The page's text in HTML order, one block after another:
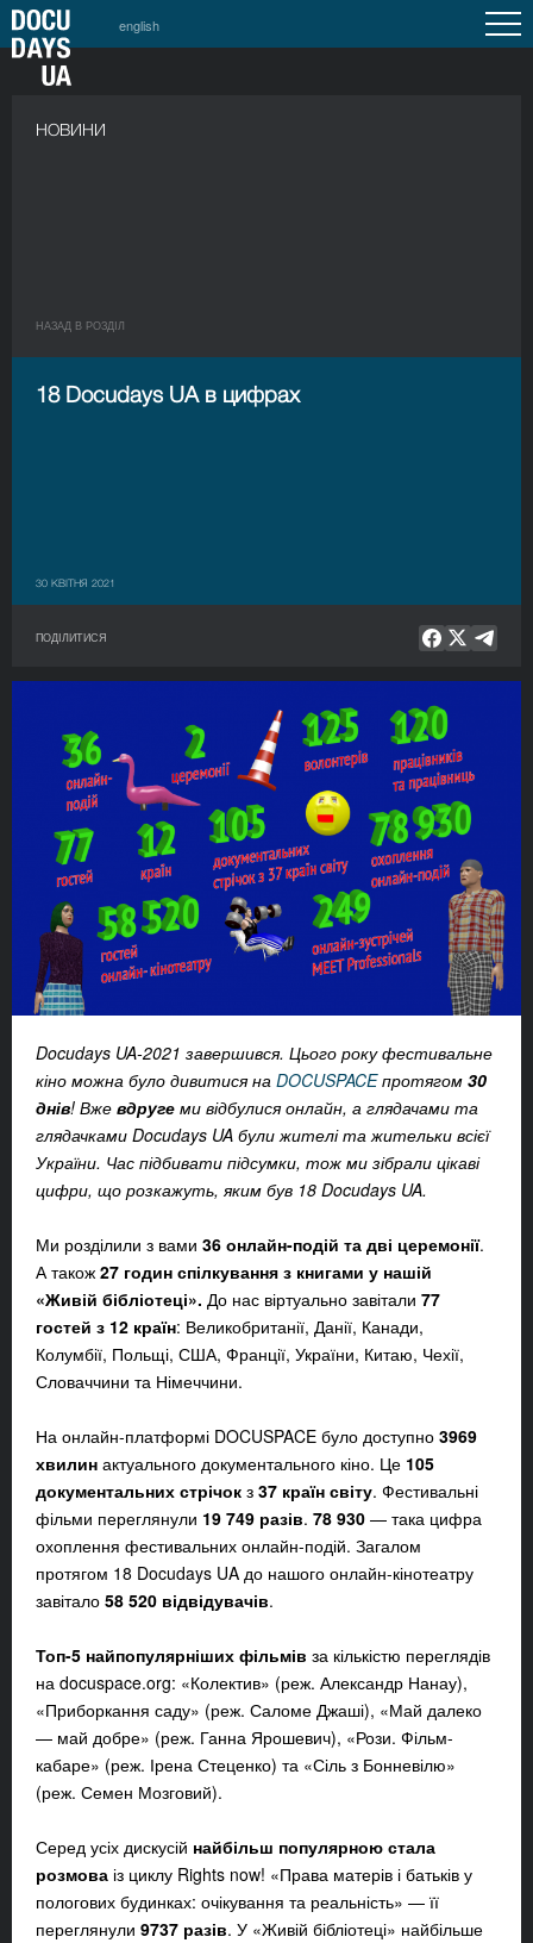
english
НОВИНИ
НАЗАД В РОЗДIЛ
18 Docudays UA в цифрах
30 КВІТНЯ 2021
ПОДІЛИТИСЯ
Docudays UA-2021 завершився. Цього року фестивальне
кіно можна було дивитися на DOCUSPACEпротягом 30
днів! Вже вдруге ми відбулися онлайн, а глядачами та
глядачками Docudays UA були жителі та жительки всієї
України. Час підбивати підсумки, тож ми зібрали цікаві
цифри, що розкажуть, яким був 18 Docudays UA.
Ми розділили з вами 36 онлайн-подій та дві церемонії.
А також 27 годин спілкування з книгами у нашій
«Живій бібліотеці». До нас віртуально завітали 77
гостей з 12 країн: Великобританії, Данії, Канади,
Колумбії, Польщі, США, Франції, України, Китаю, Чехії,
Словаччини та Німеччини.
На онлайн-платформі DOCUSPACE було доступно 3969
хвилин актуального документального кіно. Це 105
документальних стрічок з 37 країн світу. Фестивальні
фільми переглянули 19 749 разів. 78 930 — така цифра
охоплення фестивальних онлайн-подій. Загалом
протягом 18 Docudays UA до нашого онлайн-кінотеатру
завітало 58 520 відвідувачів.
Топ-5 найпопулярніших фільмів за кількістю переглядів
на docuspace.org: «Колектив» (реж. Александр Нанау),
«Приборкання саду» (реж. Саломе Джаші), «Май далеко
— май добре» (реж. Ганна Ярошевич), «Рози. Фільм-
кабаре» (реж. Ірена Стеценко) та «Сіль з Бонневілю»
(реж. Семен Мозговий).
Серед усіх дискусій найбільш популярною стала
розмова із циклу Rights now! «Права матерів і батьків у
пологових будинках: очікування та реальність» — її
переглянули 9737 разів. У «Живій бібліотеці» найбільше